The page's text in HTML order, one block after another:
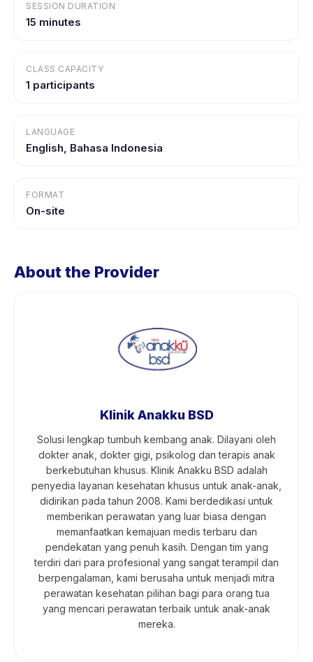
SESSION DURATION
15 minutes
CLASS CAPACITY
1 participants
LANGUAGE
English, Bahasa Indonesia
FORMAT
On-site
About the Provider
Klinik Anakku BSD
Solusi lengkap tumbuh kembang anak. Dilayani oleh
dokter anak, dokter gigi, psikolog dan terapis anak
berkebutuhan khusus. Klinik Anakku BSD adalah
penyedia layanan kesehatan khusus untuk anak-anak,
didirikan pada tahun 2008. Kami berdedikasi untuk
memberikan perawatan yang luar biasa dengan
memanfaatkan kemajuan medis terbaru dan
pendekatan yang penuh kasih. Dengan tim yang
terdiri dari para profesional yang sangat terampil dan
berpengalaman, kami berusaha untuk menjadi mitra
perawatan kesehatan pilihan bagi para orang tua
yang mencari perawatan terbaik untuk anak-anak
mereka.